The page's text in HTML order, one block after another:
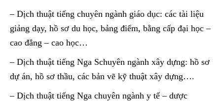
– Dịch thuật tiếng chuyên ngành giáo dục: các tài liệu
giảng dạy, hồ sơ du học, bảng điểm, bằng cấp đại học –
cao đẳng – cao học…
– Dịch thuật tiếng Nga Schuyên ngành xây dựng: hồ sơ
dự án, hồ sơ thầu, các bản vẽ kỹ thuật xây dựng….
– Dịch thuật tiếng Nga chuyên ngành y tế – dược